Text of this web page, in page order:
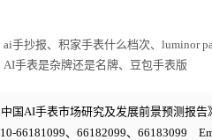
手抄报、积家手表什么档次、luminor
手表是杂牌还是名牌、豆包手表版
国AI手表市场研究及发展前景预测报告
66181099、66182099、66183099